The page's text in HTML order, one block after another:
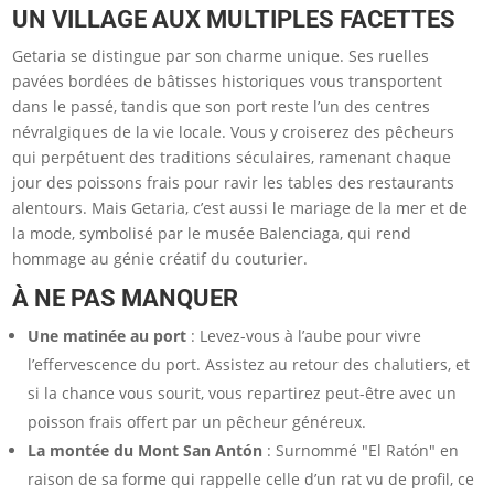
UN VILLAGE AUX MULTIPLES FACETTES
Getaria se distingue par son charme unique. Ses ruelles
pavées bordées de bâtisses historiques vous transportent
dans le passé, tandis que son port reste l’un des centres
névralgiques de la vie locale. Vous y croiserez des pêcheurs
qui perpétuent des traditions séculaires, ramenant chaque
jour des poissons frais pour ravir les tables des restaurants
alentours. Mais Getaria, c’est aussi le mariage de la mer et de
la mode, symbolisé par le musée Balenciaga, qui rend
hommage au génie créatif du couturier.
À NE PAS MANQUER
Une matinée au port : Levez-vous à l’aube pour vivre
l’effervescence du port. Assistez au retour des chalutiers, et
si la chance vous sourit, vous repartirez peut-être avec un
poisson frais offert par un pêcheur généreux.
La montée du Mont San Antón : Surnommé "El Ratón" en
raison de sa forme qui rappelle celle d’un rat vu de profil, ce